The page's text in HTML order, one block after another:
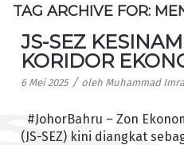
TAG ARCHIVE FOR:
JS-SEZ
KORIDOR
6 Mei 2025 / oleh Muhammad
#JohorBahru – Zon
(JS-SEZ) kini diangkat